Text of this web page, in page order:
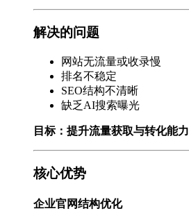
解决的问题
网站无流量或收录慢
排名不稳定
SEO结构不清晰
缺乏AI搜索曝光
目标：提升流量获取与转化能力
核心优势
企业官网结构优化